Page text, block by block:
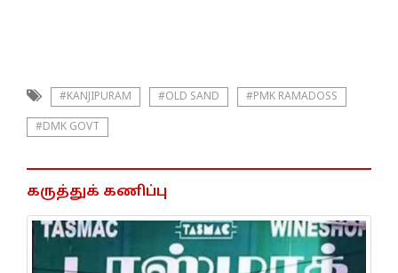
#KANJIPURAM #OLD SAND #PMK RAMADOSS
#DMK GOVT
கருத்துக் கணிப்பு